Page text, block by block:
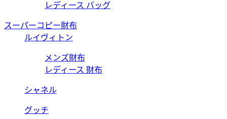
レディース バッグ
スーパーコピー財布
ルイヴィトン
メンズ財布
レディース 財布
シャネル
グッチ